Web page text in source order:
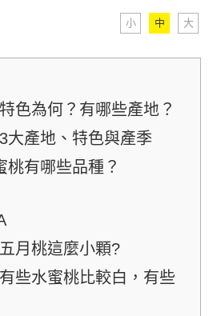
小 中 大
色為何？有哪些產地？
大產地、特色與產季
桃有哪些品種？
月桃這麼小顆?
些水蜜桃比較白，有些